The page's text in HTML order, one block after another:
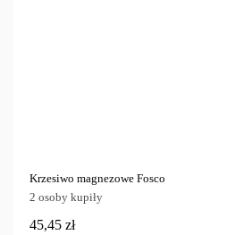
Krzesiwo magnezowe Fosco
2 osoby kupiły
45,45 zł